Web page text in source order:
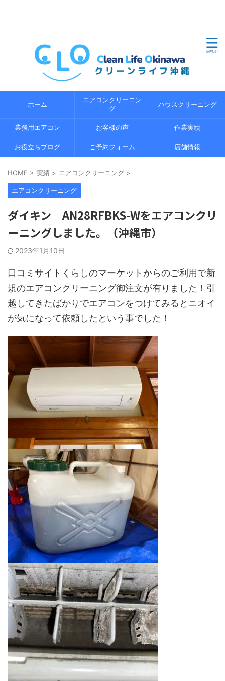
ホーム
エアコンクリーニン
グ
ハウスクリーニング
業務用エアコン お客様の声 作業実績
お役立ちブログ ご予約フォーム 店舗情報
HOME > 実績 > エアコンクリーニング >
エアコンクリーニング
ダイキン AN28RFBKS-Wをエアコンクリ
ーニングしました。（沖縄市）
2023年1月10日
口コミサイトくらしのマーケットからのご利用で新
規のエアコンクリーニング御注文が有りました！引
越してきたばかりでエアコンをつけてみるとニオイ
が気になって依頼したという事でした！